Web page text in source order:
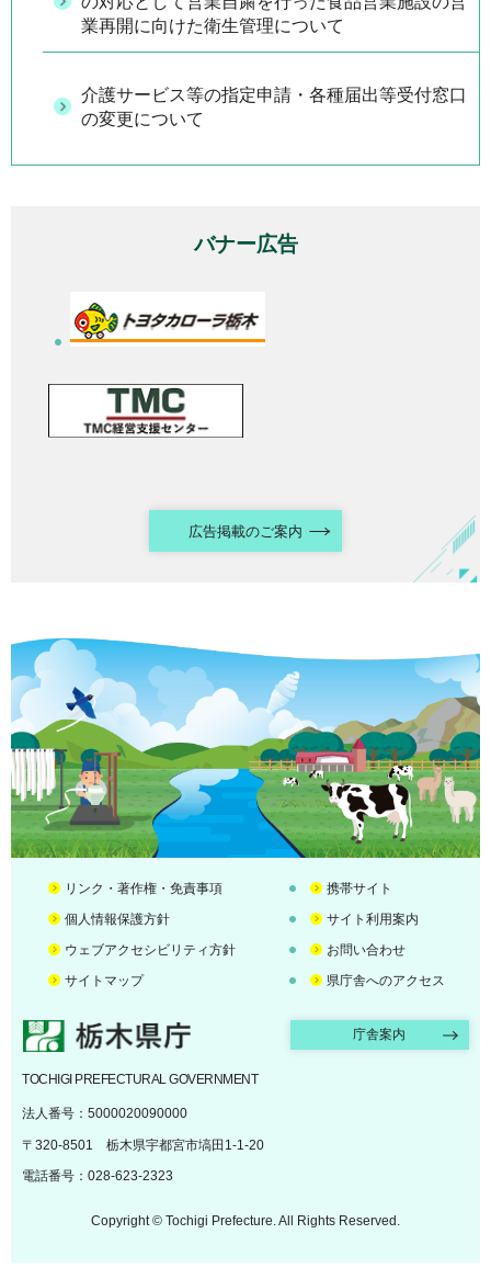
業再開に向けた衛生管理について
介護サービス等の指定申請・各種届出等受付窓口
の変更について
バナー広告
広告掲載のご案内
リンク・著作権・免責事項
携帯サイト
個人情報保護方針
サイト利用案内
ウェブアクセシビリティ方針
お問い合わせ
サイトマップ
県庁舎へのアクセス
栃木県庁 庁舎案内
TOCHIGI PREFECTURAL GOVERNMENT
法人番号：5000020090000
〒320-8501 栃木県宇都宮市塙田1-1-20
電話番号：028-623-2323
Copyright © Tochigi Prefecture. All Rights Reserved.